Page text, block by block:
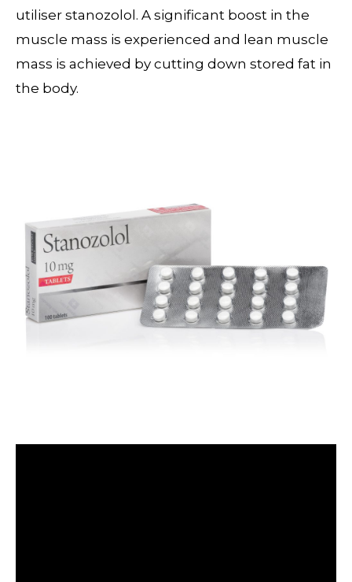
utiliser stanozolol. A significant boost in the
muscle mass is experienced and lean muscle
mass is achieved by cutting down stored fat in
the body.